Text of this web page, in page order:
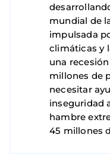
mundial de
impulsada
climáticas y
una
millones de
necesitar
inseguridad
hambre
45 millones